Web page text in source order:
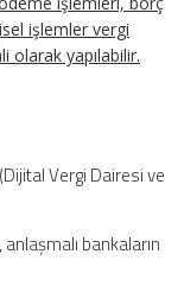
işlemler vergi
olarak yapılabilir.
Vergi Dairesi ve
bankaların